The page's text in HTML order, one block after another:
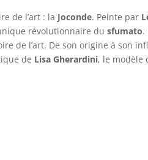
de l’art : la Joconde. Peinte par
révolutionnaire dusfumato.
de l’art. De son origine à son
de Lisa Gherardini, le modèle